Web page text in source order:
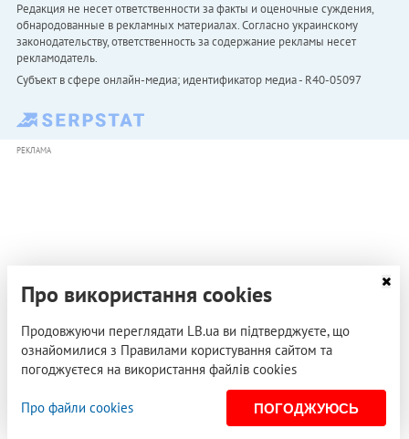
Редакция не несет ответственности за факты и оценочные суждения,
обнародованные в рекламных материалах. Согласно украинскому
законодательству, ответственность за содержание рекламы несет
рекламодатель.
Субъект в сфере онлайн-медиа; идентификатор медиа - R40-05097
РЕКЛАМА
Про використання cookies
Продовжуючи переглядати LB.ua ви підтверджуєте, що
ознайомилися з Правилами користування сайтом та
погоджуєтеся на використання файлів cookies
Про файли cookies ПОГОДЖУЮСЬ